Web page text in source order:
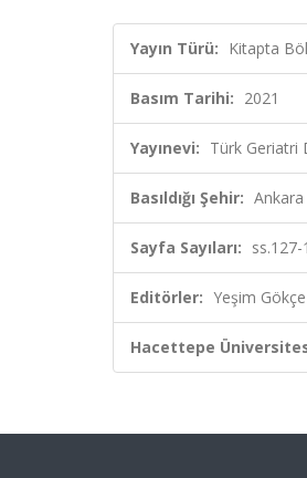
Yayın Türü: Kitapta
Basım Tarihi: 2021
Yayınevi: Türk Geriatri
Basıldığı Şehir: Ankara
Sayfa Sayıları:
Editörler: Yeşim
Hacettepe